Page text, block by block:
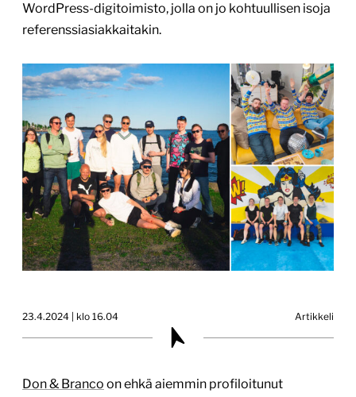
WordPress-digitoimisto, jolla on jo kohtuullisen isoja
referenssiasiakkaitakin.
23.4.2024 | klo 16.04 Artikkeli
Don & Branco on ehkä aiemmin profiloitunut